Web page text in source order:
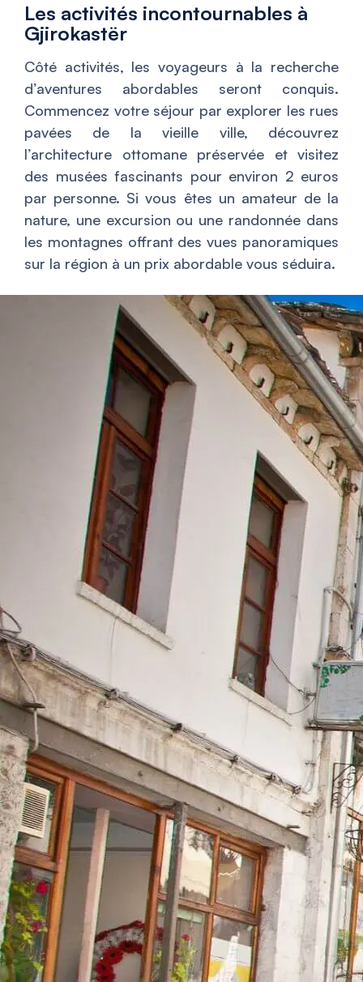
Les activités incontournables à
Gjirokastër
Côté activités, les voyageurs à la recherche
d’aventures abordables seront conquis.
Commencez votre séjour par explorer les rues
pavées de la vieille ville, découvrez
l’architecture ottomane préservée et visitez
des musées fascinants pour environ 2 euros
par personne. Si vous êtes un amateur de la
nature, une excursion ou une randonnée dans
les montagnes offrant des vues panoramiques
sur la région à un prix abordable vous séduira.